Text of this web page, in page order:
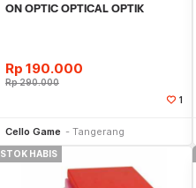
ON OPTIC OPTICAL OPTIK
Rp 190.000
Rp290.000
1
Cello Game Tangerang
STOK HABIS